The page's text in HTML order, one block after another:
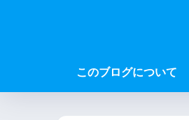
このブログについて